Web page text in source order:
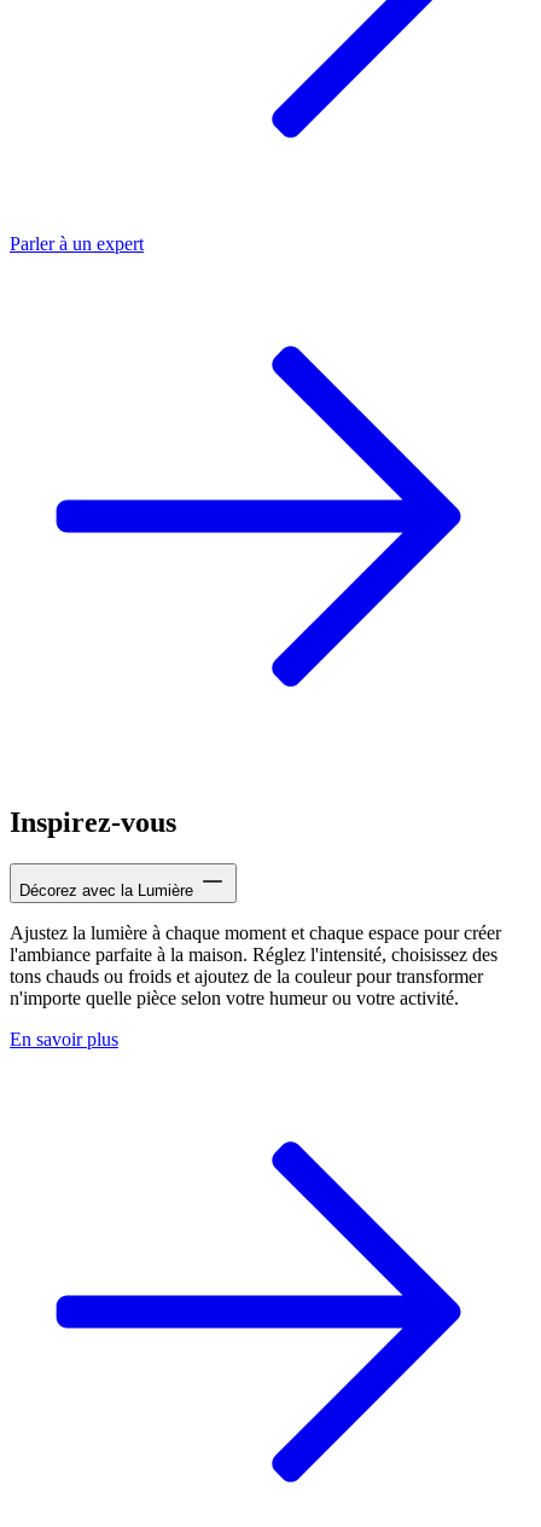
Parler à un expert
Inspirez-vous
Décorez avec la Lumière
Ajustez la lumière à chaque moment et chaque espace pour créer
l'ambiance parfaite à la maison. Réglez l'intensité, choisissez des
tons chauds ou froids et ajoutez de la couleur pour transformer
n'importe quelle pièce selon votre humeur ou votre activité.
En savoir plus